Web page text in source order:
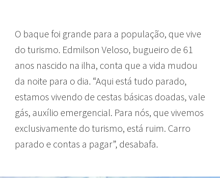
O baque foi grande para a população, que vive
do turismo. Edmilson Veloso, bugueiro de 61
anos nascido na ilha, conta que a vida mudou
da noite para o dia. “Aqui está tudo parado,
estamos vivendo de cestas básicas doadas, vale
gás, auxílio emergencial. Para nós, que vivemos
exclusivamente do turismo, está ruim. Carro
parado e contas a pagar”, desabafa.